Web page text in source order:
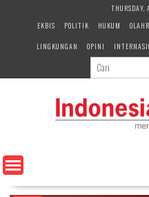
e
n
EKBIS
POLITIK HUKUM
LINGKUNGAN
OPINI